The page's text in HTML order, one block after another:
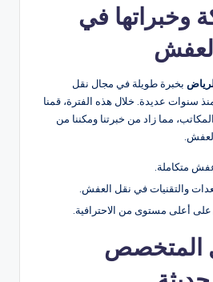
وخبراتها في
بخبرة طويلة في مجال نقل
سنوات عديدة. خلال هذه الفترة، قمنا
مما زاد من خبرتنا ومكننا من
متكاملة.
والتقنيات في نقل العفش.
أعلى مستوى من الاحترافية.
المتخصص